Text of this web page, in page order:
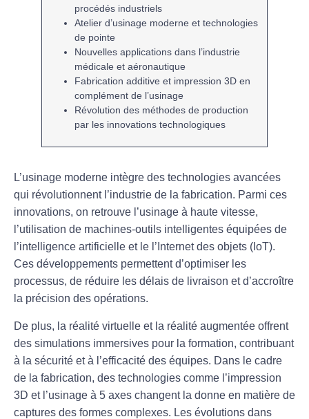
procédés industriels
Atelier d’usinage moderne et technologies
de pointe
Nouvelles applications dans l’industrie
médicale etaéronautique
Fabrication additive et impression 3D en
complément de l’usinage
Révolution des méthodes de production
par les innovations technologiques
L’usinage moderne intègre des technologies avancées
qui révolutionnent l’industrie de la fabrication. Parmi ces
innovations, on retrouve l’usinage à haute vitesse,
l’utilisation de machines-outils intelligentes équipées de
l’intelligence artificielle et le l’Internet des objets (IoT).
Ces développements permettent d’optimiser les
processus, de réduire les délais de livraison et d’accroître
la précision des opérations.
De plus, la réalité virtuelle et la réalité augmentée offrent
des simulations immersives pour la formation, contribuant
à la sécurité et à l’efficacité des équipes. Dans le cadre
de la fabrication, des technologies comme l’impression
3D et l’usinage à 5 axes changent la donne en matière de
captures des formes complexes. Les évolutions dans